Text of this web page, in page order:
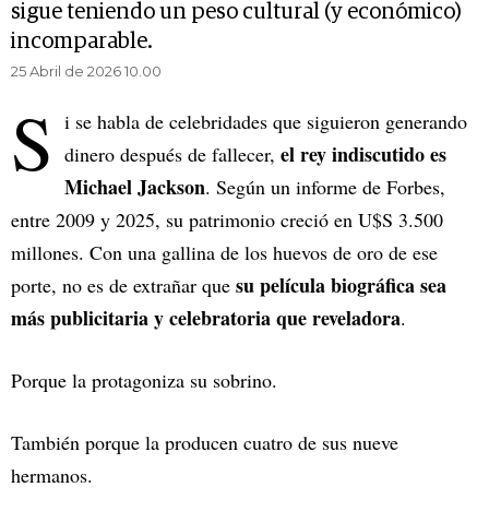
sigue teniendo un peso cultural (y económico)
incomparable.
25 Abril de 2026 10.00
S i se habla de celebridades que siguieron generando
dinero después de fallecer, el rey indiscutido es
Michael Jackson. Según un informe de Forbes,
entre 2009 y 2025, su patrimonio creció en U$S 3.500
millones. Con una gallina de los huevos de oro de ese
porte, no es de extrañar que su película biográfica sea
más publicitaria y celebratoria que reveladora.
Porque la protagoniza su sobrino.
También porque la producen cuatro de sus nueve
hermanos.